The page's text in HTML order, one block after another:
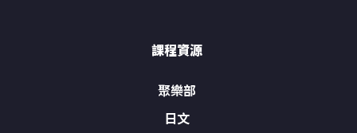
課程資源
聚樂部
日文